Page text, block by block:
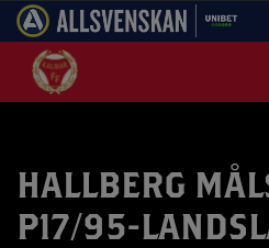
HALLBERG
P17/95-